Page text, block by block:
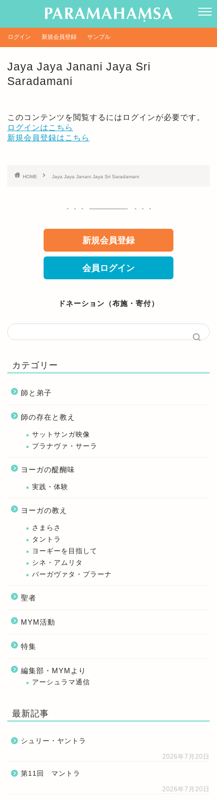
ログイン 新規会員登録 サンプル
Jaya Jaya Janani Jaya Sri
Saradamani
このコンテンツを閲覧するにはログインが必要です。
ログインはこちら
新規会員登録はこちら
HOME Jaya Jaya Janani Jaya Sri Saradamani
新規会員登録
会員ログイン
ドネーション（布施・寄付）
カテゴリー
師と弟子
師の存在と教え
サットサンガ映像
プラナヴァ・サーラ
ヨーガの醍醐味
実践・体験
ヨーガの教え
さまらさ
タントラ
ヨーギーを目指して
シネ・アムリタ
バーガヴァタ・プラーナ
聖者
MYM活動
特集
編集部・MYMより
アーシュラマ通信
最新記事
シュリー・ヤントラ
2026年7月20日
第11回 マントラ
2026年7月20日